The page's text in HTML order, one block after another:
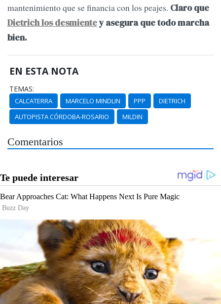
mantenimiento que se financia con los peajes. Claro que
Dietrich los desmientey asegura que todo marcha
bien.
EN ESTA NOTA
TEMAS:
CALCATERRA MARCELO MINDLIN PPP
DIETRICH
AUTOPISTA CÓRDOBA-ROSARIO
MILDIN
Comentarios